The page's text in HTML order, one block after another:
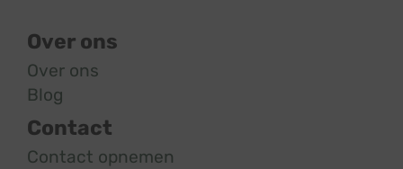
Over ons
Over ons
Blog
Contact
Contact opnemen